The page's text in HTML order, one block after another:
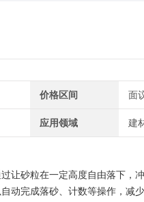
价格区间 面
应用领域 建
让砂粒在一定高度自由落下，
完成落砂、计数等操作，减